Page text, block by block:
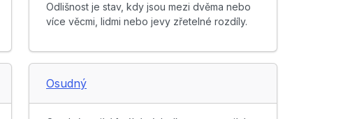
Odlišnost je stav, kdy jsou mezi dvěma nebo
více věcmi, lidmi nebo jevy zřetelné rozdíly.
Osudný